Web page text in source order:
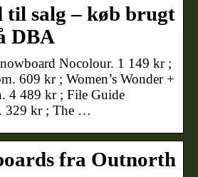
til salg – køb brugt
DBA
Nocolour. 1 149 kr ;
609 kr ; Women’s Wonder +
4 489 kr ; File Guide
329 kr ; The …
fra Outnorth